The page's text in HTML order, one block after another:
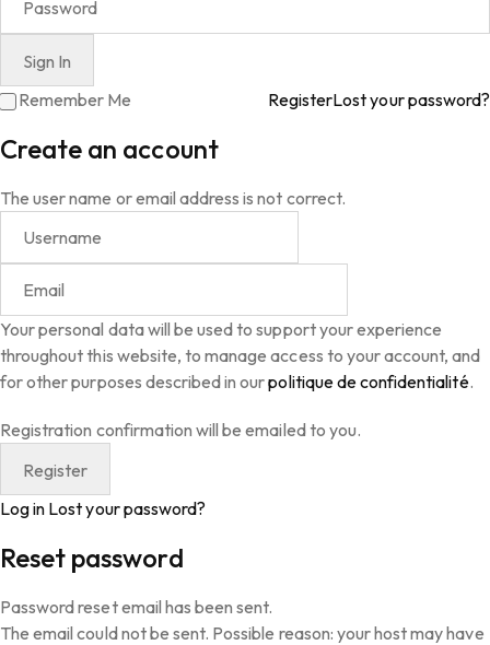
Remember Me RegisterLost your password?
Create an account
The user name or email address is not correct.
Your personal data will be used to support your experience
throughout this website, to manage access to your account, and
for other purposes described in ourpolitique de confidentialité.
Registration confirmation will be emailed to you.
Log in Lost your password?
Reset password
Password reset email has been sent.
The email could not be sent. Possible reason: your host may have